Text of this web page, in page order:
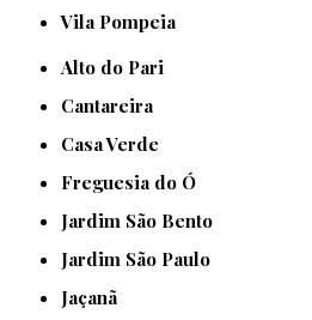
Vila Pompeia
Alto do Pari
Cantareira
Casa Verde
Freguesia do Ó
Jardim São Bento
Jardim São Paulo
Jaçanã